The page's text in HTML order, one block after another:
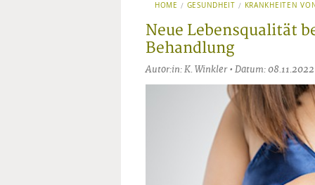
ALLGEMEINE
ALTERNATIVE HEILWEISEN
ALTERNATIVE MEDIZIN
ARZNEI- UND HEILMITTEL
GIFTSTOFFE
KRANKHEITEN VON A-Z
HOME GESUNDHEIT KRANKHEITEN
Neue Lebensqualität
Behandlung
Autor:in: K. Winkler • Datum: 08.11.2022